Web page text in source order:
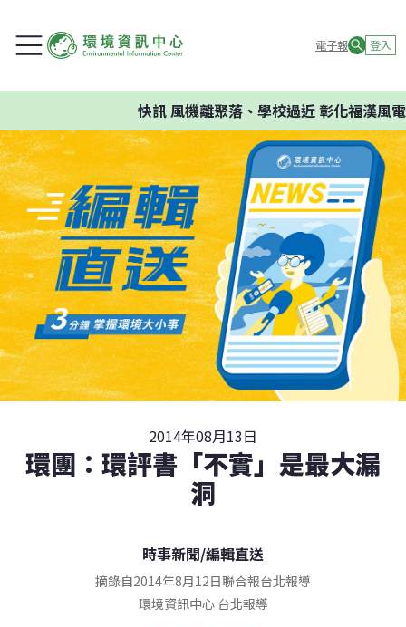
電子報 登入
快訊風機離聚落、學校過近 彰化福漢風電
2014年08月13日
環團：環評書「不實」是最大漏
洞
時事新聞/編輯直送
摘錄自2014年8月12日聯合報台北報導
環境資訊中心 台北報導